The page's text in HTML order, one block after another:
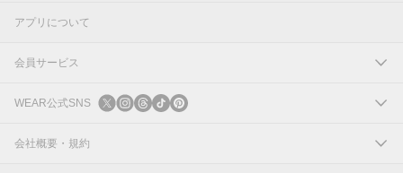
アプリについて
会員サービス
ログイン
新規会員登録
WEAR公式SNS
X
会社概要・規約